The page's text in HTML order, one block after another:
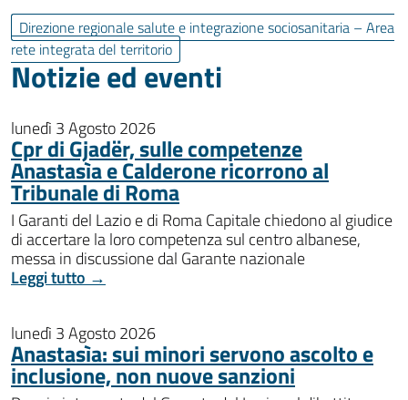
Direzione regionale salute e integrazione sociosanitaria – Area
rete integrata del territorio
Notizie ed eventi
lunedì 3 Agosto 2026
Cpr di Gjadër, sulle competenze
Anastasìa e Calderone ricorrono al
Tribunale di Roma
I Garanti del Lazio e di Roma Capitale chiedono al giudice
di accertare la loro competenza sul centro albanese,
messa in discussione dal Garante nazionale
Leggi tutto →
lunedì 3 Agosto 2026
Anastasìa: sui minori servono ascolto e
inclusione, non nuove sanzioni